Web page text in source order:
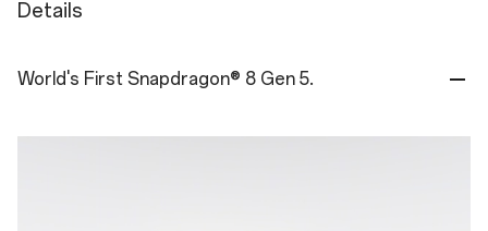
Details
World's First Snapdragon® 8 Gen 5.